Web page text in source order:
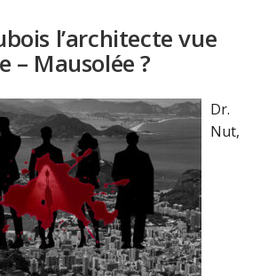
l’architecte vue
– Mausolée ?
Dr.
Nut,